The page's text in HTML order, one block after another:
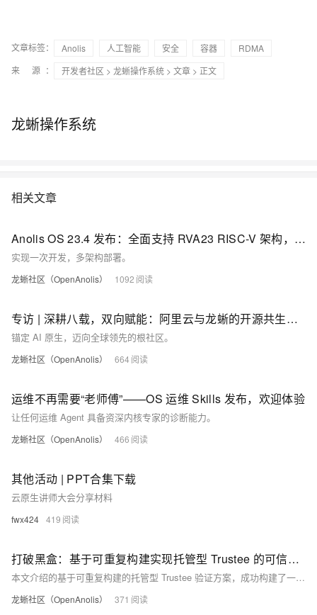
文章标签： Anolis 人工智能 安全 容器
RDMA
来 源：
开发者社区 > 龙蜥操作系统 > 文章 > 正文
龙蜥操作系统
相关文章
Anolis OS 23.4 发布：全面支持 RVA23 RISC-V 架构，强化安全与云原生生态
实现一次开发，多架构部署。
龙蜥社区（OpenAnolis） 1092
专访 | 深耕八载，双向赋能：阿里云与龙蜥的开源共生之路
锚定 AI 原生，迈向全球领先的根社区。
龙蜥社区（OpenAnolis） 664
运维不再需要“老师傅”——OS 运维 Skills 发布，欢迎体验
让任何运维 Agent 具备资深内核专家的诊断能力。
龙蜥社区（OpenAnolis） 466
其他活动 | PPT合集下载
云原生讲师大会分享材料
fwx424 419
打破黑盒：基于可重复构建实现托管型 Trustee 的可信验证
本文介绍的基于可重复构建的托管型 Trustee 验证方案，成功构建了一条从“源码”到“发布制品”，再到“运行时”的强可信链路。
龙蜥社区（OpenAnolis） 371